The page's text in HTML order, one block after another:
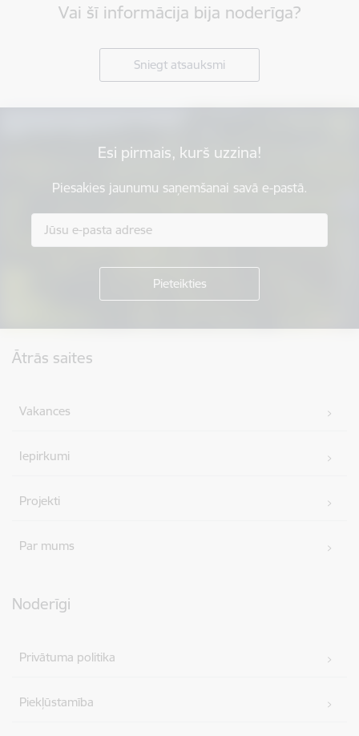
Vai šī informācija bija noderīga?
Sniegt atsauksmi
Esi pirmais, kurš uzzina!
Piesakies jaunumu saņemšanai savā e-pastā.
Ātrās saites
Vakances
Iepirkumi
Projekti
Par mums
Noderīgi
Privātuma politika
Piekļūstamība